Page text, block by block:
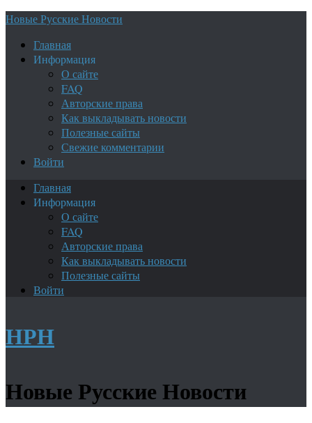
Новые Русские Новости
Главная
Информация
О сайте
FAQ
Авторские права
Как выкладывать новости
Полезные сайты
Свежие комментарии
Войти
Главная
Информация
О сайте
FAQ
Авторские права
Как выкладывать новости
Полезные сайты
Войти
НРН
Новые Русские Новости